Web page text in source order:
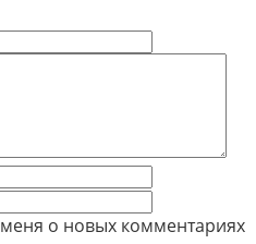
о новых комментариях